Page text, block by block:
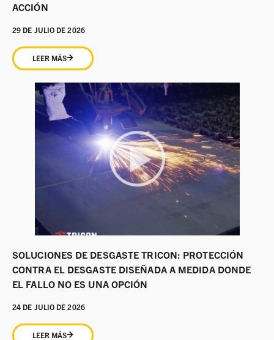
ACCIÓN
29 DE JULIO DE 2026
LEER MÁS
SOLUCIONES DE DESGASTE TRICON: PROTECCIÓN
CONTRA EL DESGASTE DISEÑADA A MEDIDA DONDE
EL FALLO NO ES UNA OPCIÓN
24 DE JULIO DE 2026
LEER MÁS